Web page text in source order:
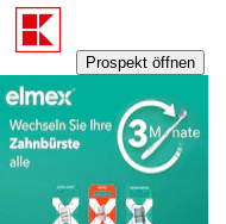
Prospekt öffnen